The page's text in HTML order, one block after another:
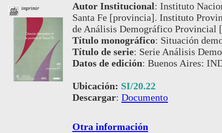
imprimir Autor Institucional: Instituto
Santa Fe [provincia]. Instituto
de Análisis Demográfico Provincial
Título monográfico: Situación
Título de serie: Serie Análisis
Datos de edición: Buenos Aires:
Ubicación: SI/20.22
Descargar: Documento
Otra información